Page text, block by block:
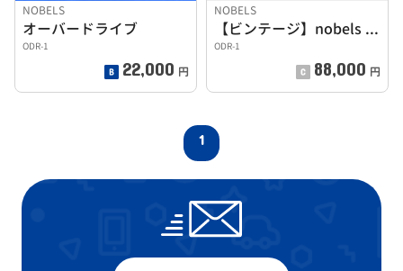
NOBELS
オーバードライブ
ODR-1
22,000 円
NOBELS
【ビンテージ】nobels / ODR-1
ODR-1
88,000 円
1